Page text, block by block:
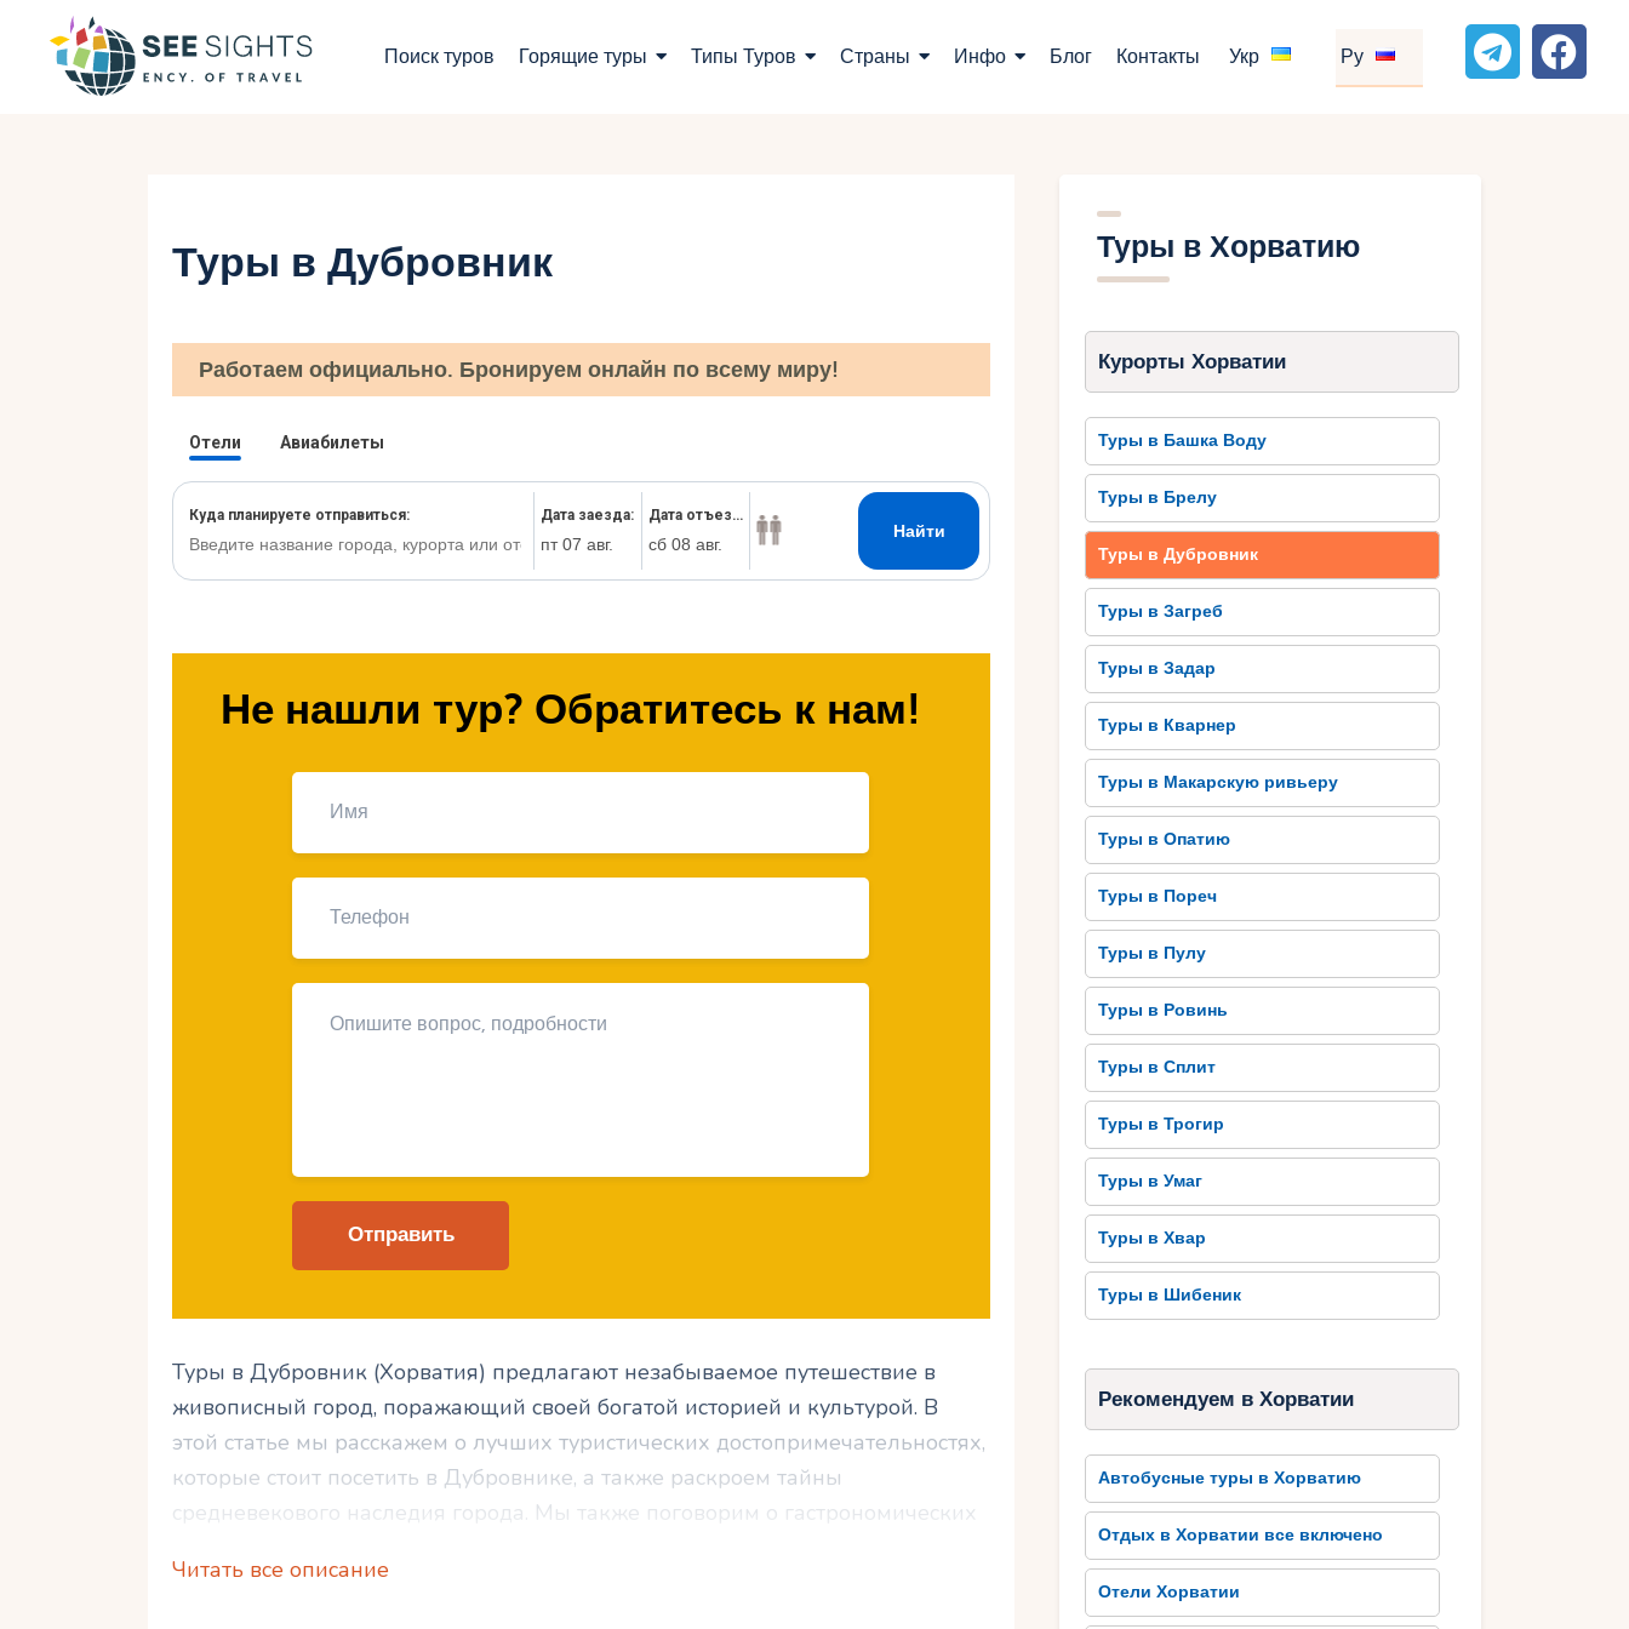
Поиск туров Горящие туры Типы Туров Страны Инфо Блог Контакты Укр Ру
Инфо
Блог
Укр
Ру
Туры в Дубровник
Работаем официально. Бронируем онлайн по всему миру!
Не нашли тур? Обратитесь к нам!
Туры в Дубровник (Хорватия) предлагают незабываемое путешествие в
живописный город, поражающий своей богатой историей и культурой. В
этой статье мы расскажем о лучших туристических достопримечательностях,
которые стоит посетить в Дубровнике, а также раскроем тайны
средневекового наследия города. Мы также поговорим о гастрономических
развлечениях и событиях, которые не оставят равнодушными даже самых
Читать все описание
Туры в Хорватию
Курорты Хорватии
Туры в Башка Воду
Туры в Брелу
Туры в Дубровник
Туры в Загреб
Туры в Задар
Туры в Кварнер
Туры в Макарскую ривьеру
Туры в Опатию
Туры в Пореч
Туры в Пулу
Туры в Ровинь
Туры в Сплит
Туры в Трогир
Туры в Умаг
Туры в Хвар
Туры в Шибеник
Рекомендуем в Хорватии
Автобусные туры в Хорватию
Отдых в Хорватии все включено
Отели Хорватии